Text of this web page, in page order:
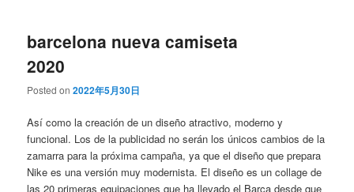
barcelona nueva camiseta
2020
Posted on2022年5月30日
Así como la creación de un diseño atractivo, moderno y
funcional. Los de la publicidad no serán los únicos cambios de la
zamarra para la próxima campaña, ya que el diseño que prepara
Nike es una versión muy modernista. El diseño es un collage de
las 20 primeras equipaciones que ha llevado el Barça desde que